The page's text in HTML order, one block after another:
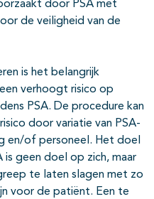
door PSA met
de veiligheid van de
is het belangrijk
verhoogt risico op
PSA. De procedure kan
door variatie van PSA-
en/of personeel. Het doel
is geen doel op zich, maar
te laten slagen met zo
voor de patiënt. Een te